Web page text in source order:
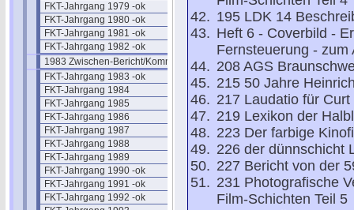
FKT-Jahrgang 1979 -ok
FKT-Jahrgang 1980 -ok
FKT-Jahrgang 1981 -ok
FKT-Jahrgang 1982 -ok
1983 Zwischen-Bericht/Kommentar
FKT-Jahrgang 1983 -ok
FKT-Jahrgang 1984
FKT-Jahrgang 1985
FKT-Jahrgang 1986
FKT-Jahrgang 1987
FKT-Jahrgang 1988
FKT-Jahrgang 1989
FKT-Jahrgang 1990 -ok
FKT-Jahrgang 1991 -ok
FKT-Jahrgang 1992 -ok
195 LDK 14
Heft 6 - Coverbild -
Fernsteuerung - zum
208 AGS
215 50 Jahre
217 Laudatio für
219 Lexikon der
223 Der farbige
226 der dünnschicht
227 Bericht von der
231 Photografische
Film-Schichten Teil 5